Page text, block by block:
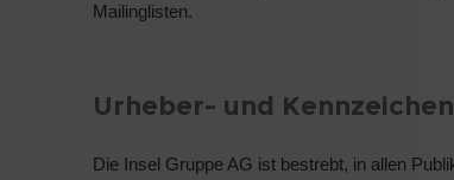
Mailinglisten.
Urheber- und
Die Insel Gruppe AG ist bestrebt, in allen